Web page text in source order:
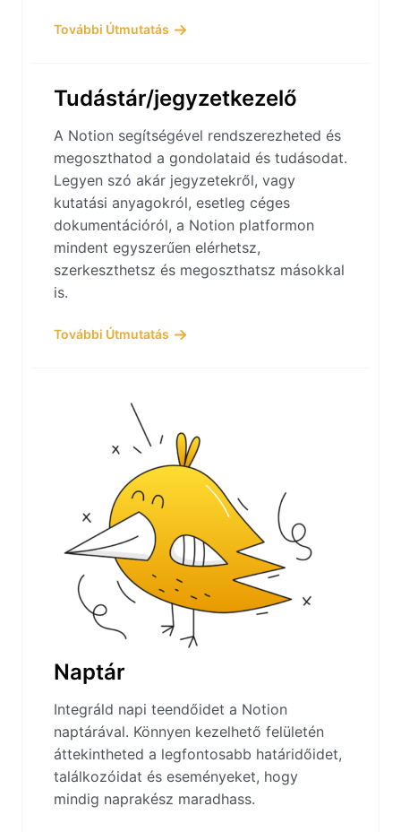
További Útmutatás
Tudástár/jegyzetkezelő
A Notion segítségével rendszerezheted és
megoszthatod a gondolataid és tudásodat.
Legyen szó akár jegyzetekről, vagy
kutatási anyagokról, esetleg céges
dokumentációról, a Notion platformon
mindent egyszerűen elérhetsz,
szerkeszthetsz és megoszthatsz másokkal
is.
További Útmutatás
Naptár
Integráld napi teendőidet a Notion
naptárával. Könnyen kezelhető felületén
áttekintheted a legfontosabb határidőidet,
találkozóidat és eseményeket, hogy
mindig naprakész maradhass.